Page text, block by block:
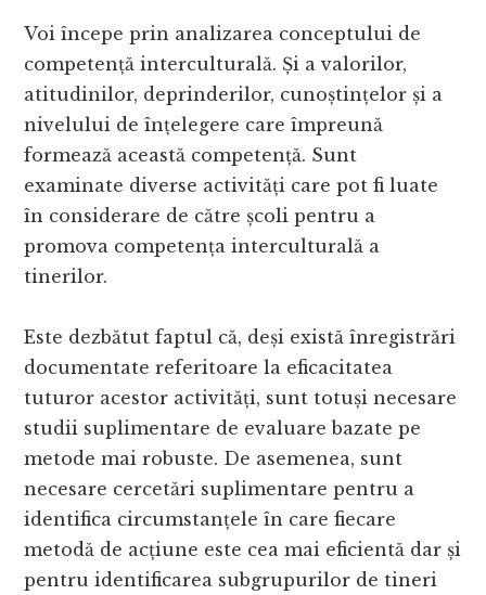
Voi începe prin analizarea conceptului de
competență interculturală. Și a valorilor,
atitudinilor, deprinderilor, cunoștințelor și a
nivelului de înțelegere care împreună
formează această competență. Sunt
examinate diverse activități care pot fi luate
în considerare de către școli pentru a
promova competența interculturală a
tinerilor.
Este dezbătut faptul că, deși există înregistrări
documentate referitoare la eficacitatea
tuturor acestor activități, sunt totuși necesare
studii suplimentare de evaluare bazate pe
metode mai robuste. De asemenea, sunt
necesare cercetări suplimentare pentru a
identifica circumstanțele în care fiecare
metodă de acțiune este cea mai eficientă dar și
pentru identificarea subgrupurilor de tineri